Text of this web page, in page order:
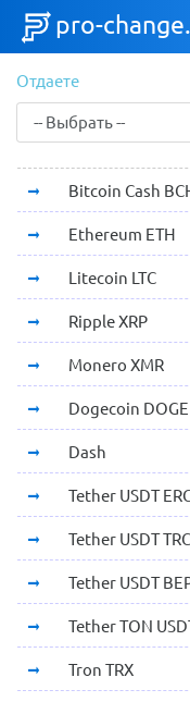
pro-
Отдаете
Bitcoin Cash
Ethereum ETH
Litecoin LTC
Ripple XRP
Monero XMR
Dogecoin DOGE
Dash
Tether USDT
Tether USDT
Tether USDT
Tether TON
Tron TRX